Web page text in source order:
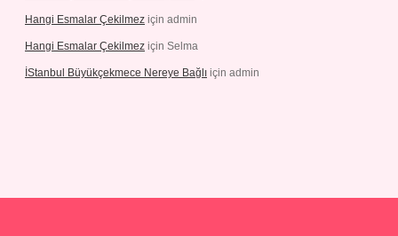
Hangi Esmalar Çekilmez için admin
Hangi Esmalar Çekilmez için Selma
İStanbul Büyükçekmece Nereye Bağlı için admin